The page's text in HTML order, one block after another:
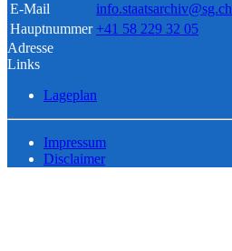
E-Mail
info.staatsarchiv@sg.ch
Hauptnummer +41 58 229 32 05
Adresse
Links
Lageplan
Impressum
Disclaimer